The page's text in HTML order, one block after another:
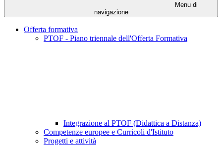
Menu di
navigazione
Offerta formativa
PTOF - Piano triennale dell'Offerta Formativa
Integrazione al PTOF (Didattica a Distanza)
Competenze europee e Curricoli d'Istituto
Progetti e attività